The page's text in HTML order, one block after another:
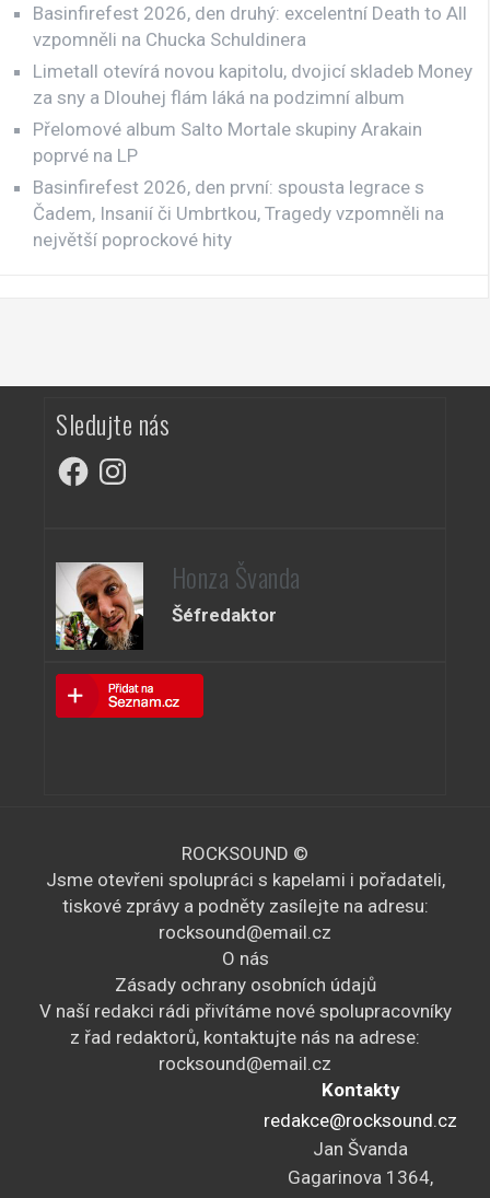
Basinfirefest 2026, den druhý: excelentní Death to All
vzpomněli na Chucka Schuldinera
Limetall otevírá novou kapitolu, dvojicí skladeb Money
za sny a Dlouhej flám láká na podzimní album
Přelomové album Salto Mortale skupiny Arakain
poprvé na LP
Basinfirefest 2026, den první: spousta legrace s
Čadem, Insanií či Umbrtkou, Tragedy vzpomněli na
největší poprockové hity
Sledujte nás
FacebookInstagram
Honza Švanda
Šéfredaktor
ROCKSOUND ©
Jsme otevřeni spolupráci s kapelami i pořadateli,
tiskové zprávy a podněty zasílejte na adresu:
rocksound@email.cz
O nás
Zásady ochrany osobních údajů
V naší redakci rádi přivítáme nové spolupracovníky
z řad redaktorů, kontaktujte nás na adrese:
rocksound@email.cz
Kontakty
redakce@rocksound.cz
Jan Švanda
Gagarinova 1364,